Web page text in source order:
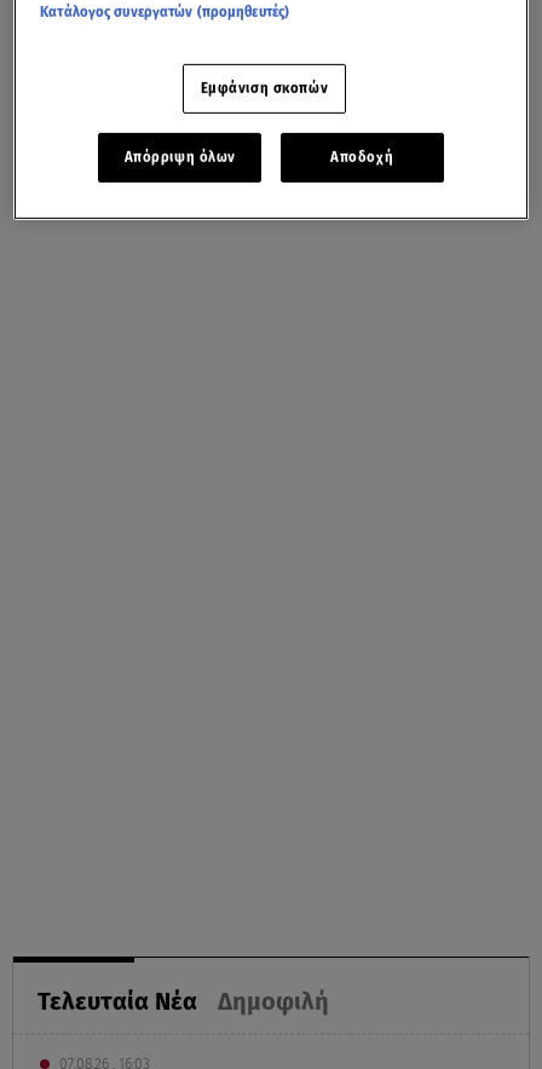
Τελευταία Νέα Δημοφιλή
07.08.26 , 16:03
Κατάλογος συνεργατών (προμηθευτές)
Εμφάνιση σκοπών
Απόρριψη όλων Αποδοχή